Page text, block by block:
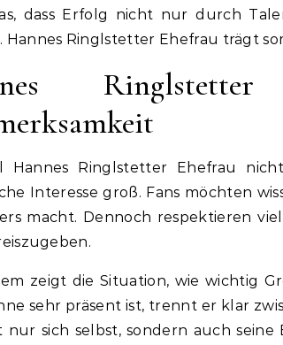
dass Erfolg nicht nur durch
Hannes Ringlstetter Ehefrau trägt
Hannes Ringlstetter Ehefrau
Interesse groß. Fans möchten
macht. Dennoch respektieren
zeigt die Situation, wie wichtig
sehr präsent ist, trennt er klar
nur sich selbst, sondern auch